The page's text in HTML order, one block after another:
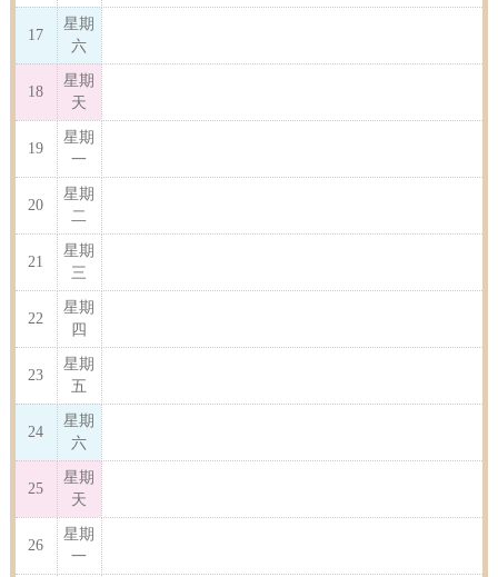
17
星期
六
18
星期
天
19
星期
一
20
星期
二
21
星期
三
22
星期
四
23
星期
五
24
星期
六
25
星期
天
26
星期
一